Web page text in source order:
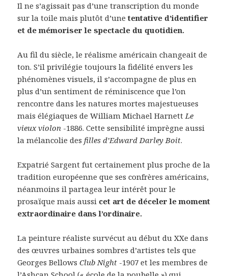
Il ne s’agissait pas d’une transcription du monde
sur la toile mais plutôt d’unetentative d’identifier
et de mémoriser le spectacle du quotidien.
Au fil du siècle, le réalisme américain changeait de
ton. S’il privilégie toujours la fidélité envers les
phénomènes visuels, il s’accompagne de plus en
plus d’un sentiment de réminiscence que l’on
rencontre dans les natures mortes majestueuses
mais élégiaques de William Michael HarnettLe
vieux violon -1886. Cette sensibilité imprègne aussi
la mélancolie desfilles d’Edward Darley Boit.
Expatrié Sargent fut certainement plus proche de la
tradition européenne que ses confrères américains,
néanmoins il partagea leur intérêt pour le
prosaïque mais aussi cet art de déceler le moment
extraordinaire dans l’ordinaire.
La peinture réaliste survécut au début du XXe dans
des œuvres urbaines sombres d’artistes tels que
Georges BellowsClub Night -1907 et les membres de